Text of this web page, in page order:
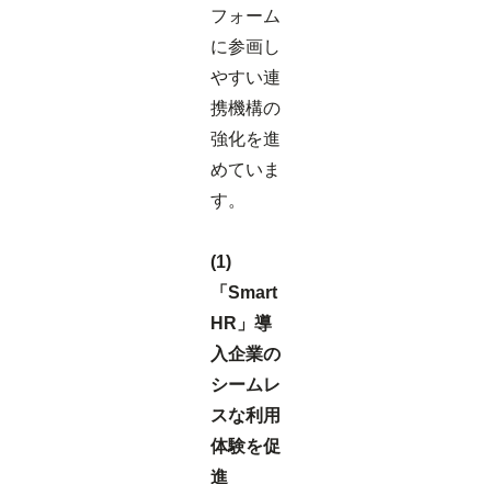
フォーム
に参画し
やすい連
携機構の
強化を進
めていま
す。
(1)
「Smart
HR」導
入企業の
シームレ
スな利用
体験を促
進